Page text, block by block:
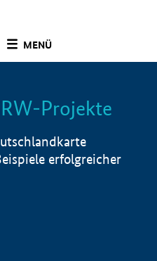
MENÜ
Info
Projekte
erfolgreicher